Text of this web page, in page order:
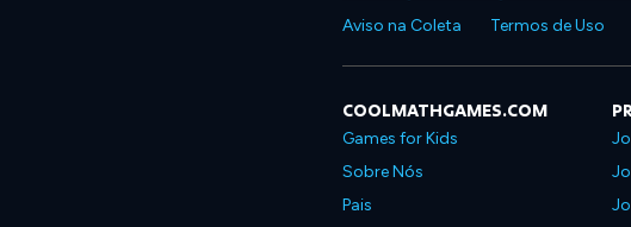
Aviso na Coleta
Termos de Uso
COOLMATHGAMES.COM
Games for Kids
Sobre Nós
Pais